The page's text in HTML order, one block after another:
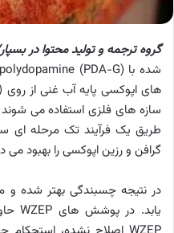
گروه ترجمه و تولید محتوا در
طریق یک فرآیند تک مرحله ای
گرافن و رزین اپوکسی را بهبود می
در نتیجه چسبندگی بهتر شده